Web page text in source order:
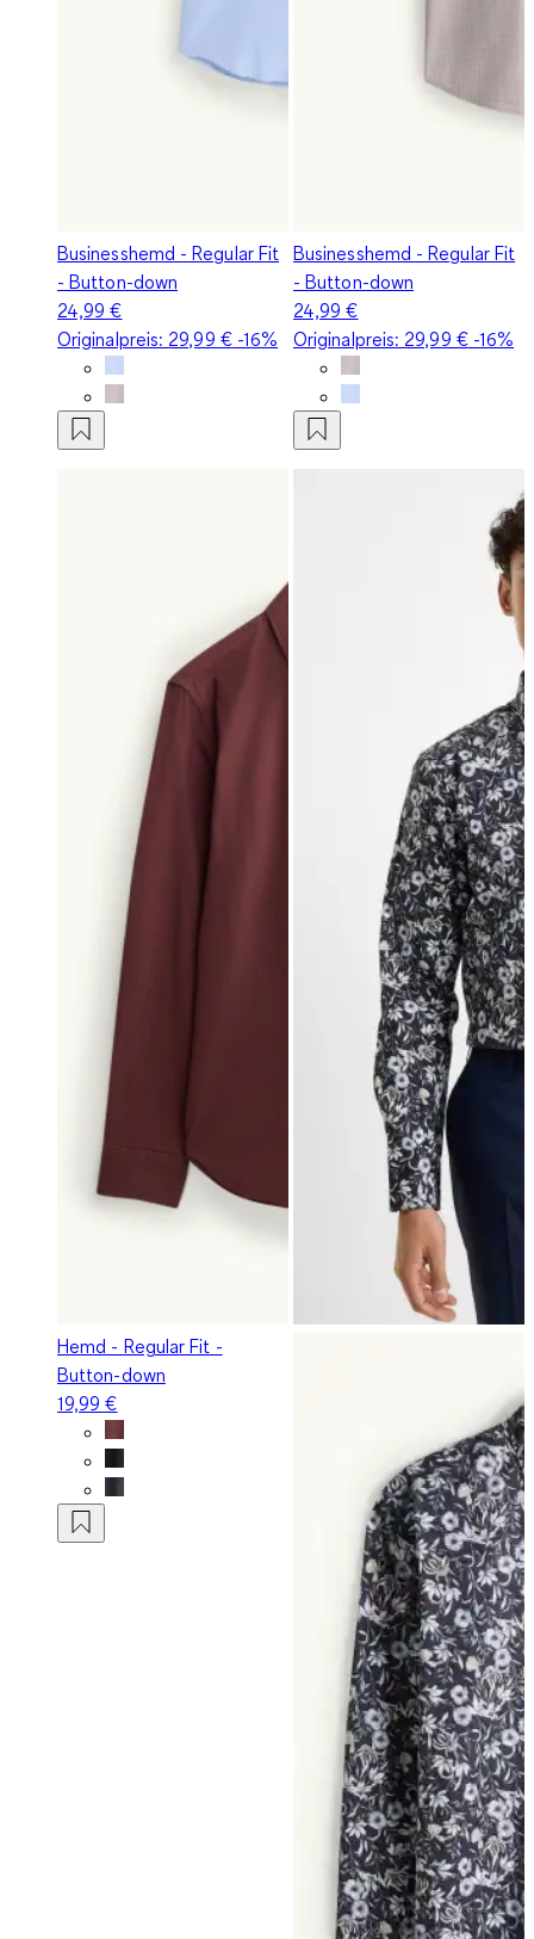
Businesshemd - Regular Fit
- Button-down
24,99 €
Originalpreis: 29,99 €-16%
Businesshemd - Regular Fit
- Button-down
24,99 €
Originalpreis: 29,99 €-16%
Hemd - Regular Fit -
Button-down
19,99 €